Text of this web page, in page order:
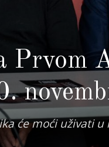
Prvom
će moći uživati